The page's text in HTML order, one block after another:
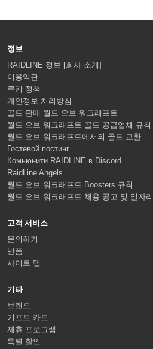
정보
RAIDLINE 정보 [회사 소개]
이용약관
쿠키 정책
개인정보 처리방침
골드 판매 월드 오브 워크래프트
월드 오브 워크래프트 골드 공급업체 규칙
월드 오브 워크래프트에서의 골드 교환
Гостевой постинг
Комьюнити RAIDLINE в Discord
RaidLine Angels
월드 오브 워크래프트 Boosters 규칙
월드 오브 워크래프트 채용 공고 및 일자리
고객 서비스
문의하기
반품
사이트 맵
기타
브랜드
기프트 카드
제휴 프로그램
특별 할인